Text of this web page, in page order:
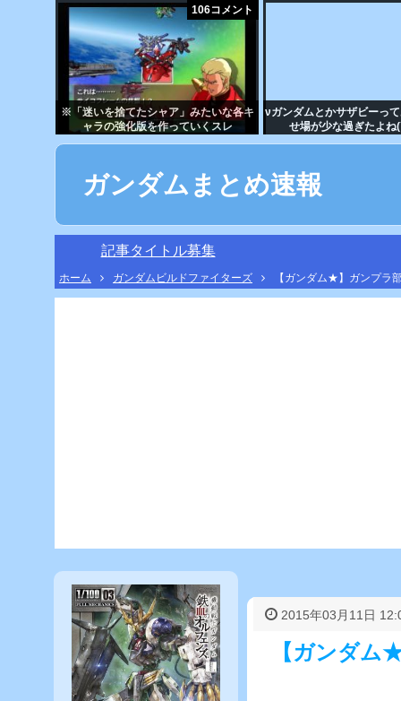
106コメント
※「迷いを捨てたシャア」みたいな各キ
ャラの強化版を作っていくスレ
νガンダムとかサザビーっ
せ場が少な過ぎたよね
ガンダムまとめ速報
記事タイトル募集
ホーム ガンダムビルドファイターズ 【ガンダム★】ガンプラ
2015年03月11日
【ガンダム